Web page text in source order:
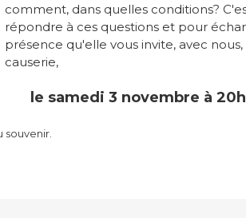
comment, dans quelles conditions?
répondre à ces questions et pour
présence qu'elle vous invite, avec
causerie,
le samedi 3 novembre à